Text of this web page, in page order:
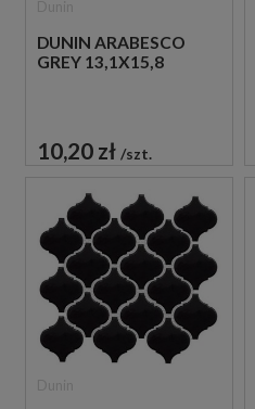
DUNIN ARABESCO
GREY 13,1X15,8
10,20 zł szt.